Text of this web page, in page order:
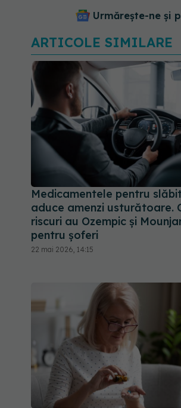
Urmărește-ne și
ARTICOLE SIMILARE
Medicamentele pentru
aduce amenzi usturătoare.
riscuri au Ozempic și
pentru șoferi
22 mai 2026, 14:15